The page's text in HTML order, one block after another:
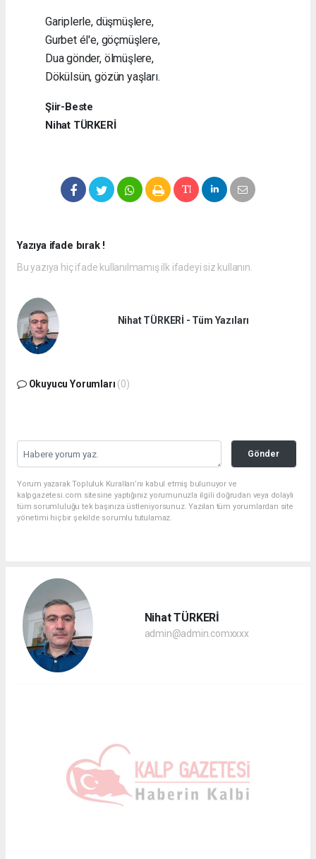
Gariplerle, düşmüşlere,
Gurbet él'e, göçmüşlere,
Dua gönder, ölmüşlere,
Dökülsün, gözün yaşları.
Şiir-Beste
Nihat TÜRKERİ
Yazıya ifade bırak !
Bu yazıya hiç ifade kullanılmamış ilk ifadeyi siz kullanın.
Nihat TÜRKERİ - Tüm Yazıları
Okuyucu Yorumları (0)
Gönder
Yorum yazarak Topluluk Kuralları’nı kabul etmiş bulunuyor ve
kalpgazetesi.com sitesine yaptığınız yorumunuzla ilgili doğrudan veya dolaylı
tüm sorumluluğu tek başınıza üstleniyorsunuz. Yazılan tüm yorumlardan site
yönetimi hiçbir şekilde sorumlu tutulamaz.
Nihat TÜRKERİ
admin@admin.comxxxx